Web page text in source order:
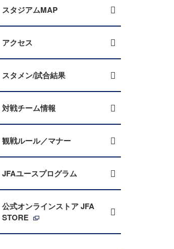
スタジアムMAP
アクセス
スタメン/試合結果
対戦チーム情報
観戦ルール／マナー
JFAユースプログラム
公式オンラインストア JFA
STORE